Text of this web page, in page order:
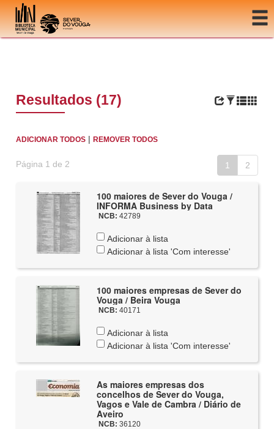
Ir para o conteúdo
Resultados (17)
ADICIONAR TODOS |REMOVER TODOS
Página 1 de 2 1 2
100 maiores de Sever do Vouga /
INFORMA Business by Data
NCB: 42789
Adicionar à lista
Adicionar à lista 'Com interesse'
100 maiores empresas de Sever do
Vouga / Beira Vouga
NCB: 40171
Adicionar à lista
Adicionar à lista 'Com interesse'
As maiores empresas dos
concelhos de Sever do Vouga,
Vagos e Vale de Cambra / Diário de
Aveiro
NCB: 36120